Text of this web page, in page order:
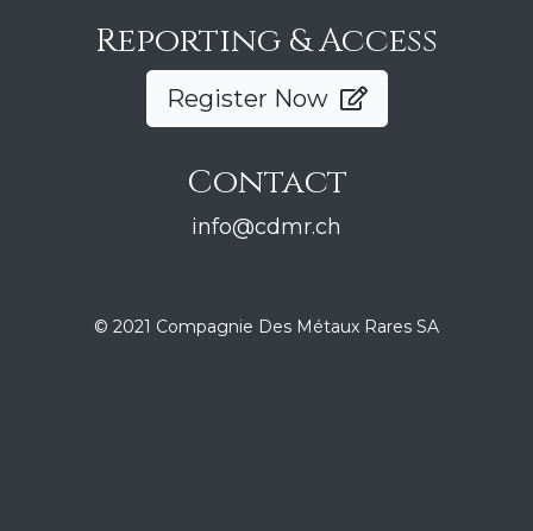
Reporting & Access
Register Now
Contact
info@cdmr.ch
© 2021 Compagnie Des Métaux Rares SA